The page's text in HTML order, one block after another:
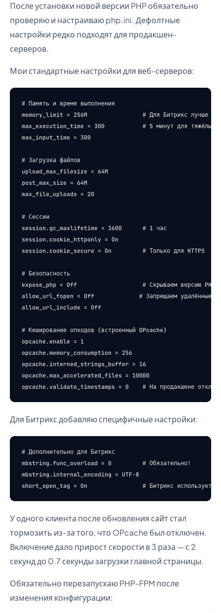
После установки новой версии PHP обязательно
проверяю и настраиваю php.ini. Дефолтные
настройки редко подходят для продакшен-
серверов.
Мои стандартные настройки для веб-серверов:
# Память и время выполнения
memory_limit = 256M                # Для Битрикс лучше
max_execution_time = 300           # 5 минут для тяжёлых
max_input_time = 300
# Загрузка файлов
upload_max_filesize = 64M
post_max_size = 64M
max_file_uploads = 20
# Сессии
session.gc_maxlifetime = 3600      # 1 час
session.cookie_httponly = On
session.cookie_secure = On         # Только для HTTPS
# Безопасность
expose_php = Off                   # Скрываем версию PHP
allow_url_fopen = Off             # Запрещаем удалённые
allow_url_include = Off
# Кеширование опкодов (встроенный OPcache)
opcache.enable = 1
opcache.memory_consumption = 256
opcache.interned_strings_buffer = 16
opcache.max_accelerated_files = 10000
Для Битрикс добавляю специфичные настройки:
# Дополнительно для Битрикс
mbstring.func_overload = 0         # Обязательно!
mbstring.internal_encoding = UTF-8
У одного клиента после обновления сайт стал
тормозить из-за того, что OPcache был отключен.
Включение дало прирост скорости в 3 раза — с 2
секунд до 0.7 секунды загрузки главной страницы.
Обязательно перезапускаю PHP-FPM после
изменения конфигурации: